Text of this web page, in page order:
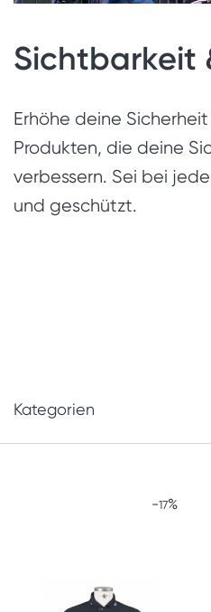
Sichtbarkeit
Erhöhe deine
Produkten, die deine
verbessern. Sei bei
und geschützt.
Kategorien
-17%